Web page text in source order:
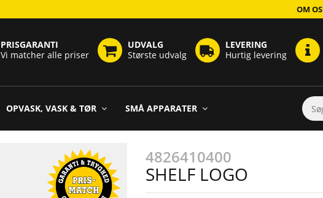
OM OS
PRISGARANTI
Vi matcher alle priser
UDVALG
Største udvalg
LEVERING
Hurtig levering
OPVASK, VASK & TØR SMÅ APPARATER
4826410400
SHELF LOGO